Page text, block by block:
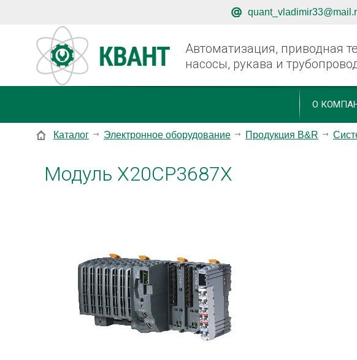
Автоматизация, приводная
насосы, рукава и
О
Каталог Электронное оборудование Продукция B&R
Модуль X20CP3687X